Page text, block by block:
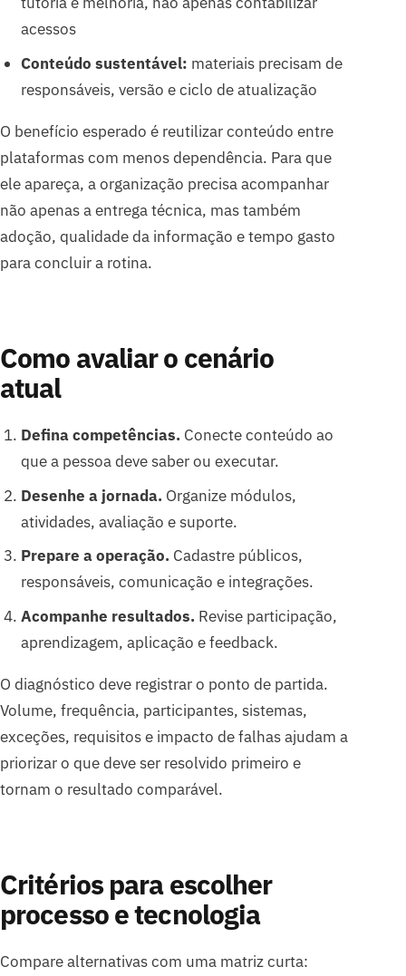
acessos
Conteúdo sustentável: materiais precisam de
responsáveis, versão e ciclo de atualização
O benefício esperado é reutilizar conteúdo entre
plataformas com menos dependência. Para que
ele apareça, a organização precisa acompanhar
não apenas a entrega técnica, mas também
adoção, qualidade da informação e tempo gasto
para concluir a rotina.
Como avaliar o cenário
atual
Defina competências. Conecte conteúdo ao
que a pessoa deve saber ou executar.
Desenhe a jornada. Organize módulos,
atividades, avaliação e suporte.
Prepare a operação. Cadastre públicos,
responsáveis, comunicação e integrações.
Acompanhe resultados. Revise participação,
aprendizagem, aplicação e feedback.
O diagnóstico deve registrar o ponto de partida.
Volume, frequência, participantes, sistemas,
exceções, requisitos e impacto de falhas ajudam a
priorizar o que deve ser resolvido primeiro e
tornam o resultado comparável.
Critérios para escolher
processo e tecnologia
Compare alternativas com uma matriz curta: